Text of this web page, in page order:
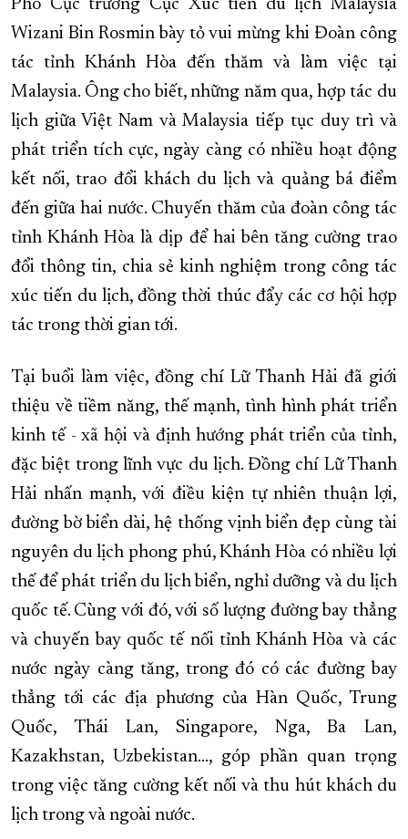
Phó Cục trưởng Cục Xúc tiến du lịch Malaysia
Wizani Bin Rosmin bày tỏ vui mừng khi Đoàn công
tác tỉnh Khánh Hòa đến thăm và làm việc tại
Malaysia. Ông cho biết, những năm qua, hợp tác du
lịch giữa Việt Nam và Malaysia tiếp tục duy trì và
phát triển tích cực, ngày càng có nhiều hoạt động
kết nối, trao đổi khách du lịch và quảng bá điểm
đến giữa hai nước. Chuyến thăm của đoàn công tác
tỉnh Khánh Hòa là dịp để hai bên tăng cường trao
đổi thông tin, chia sẻ kinh nghiệm trong công tác
xúc tiến du lịch, đồng thời thúc đẩy các cơ hội hợp
tác trong thời gian tới.
Tại buổi làm việc, đồng chí Lữ Thanh Hải đã giới
thiệu về tiềm năng, thế mạnh, tình hình phát triển
kinh tế - xã hội và định hướng phát triển của tỉnh,
đặc biệt trong lĩnh vực du lịch. Đồng chí Lữ Thanh
Hải nhấn mạnh, với điều kiện tự nhiên thuận lợi,
đường bờ biển dài, hệ thống vịnh biển đẹp cùng tài
nguyên du lịch phong phú, Khánh Hòa có nhiều lợi
thế để phát triển du lịch biển, nghỉ dưỡng và du lịch
quốc tế. Cùng với đó, với số lượng đường bay thẳng
và chuyến bay quốc tế nối tỉnh Khánh Hòa và các
nước ngày càng tăng, trong đó có các đường bay
thẳng tới các địa phương của Hàn Quốc, Trung
Quốc, Thái Lan, Singapore, Nga, Ba Lan,
Kazakhstan, Uzbekistan..., góp phần quan trọng
trong việc tăng cường kết nối và thu hút khách du
lịch trong và ngoài nước.